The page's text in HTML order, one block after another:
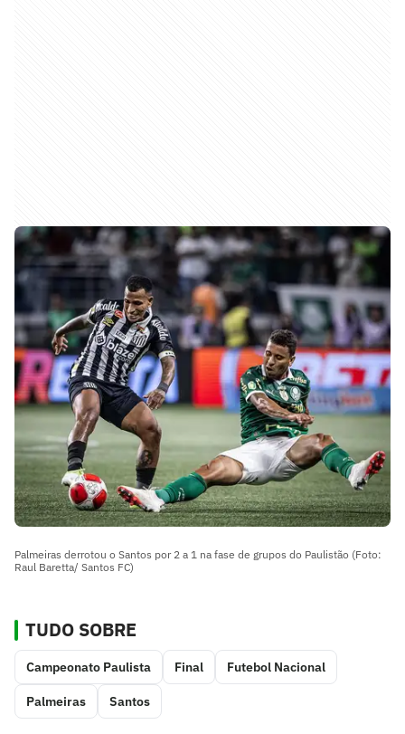
Palmeiras derrotou o Santos por 2 a 1 na fase de grupos do Paulistão (Foto:
Raul Baretta/ Santos FC)
TUDO SOBRE
Campeonato Paulista Final Futebol Nacional
Palmeiras Santos